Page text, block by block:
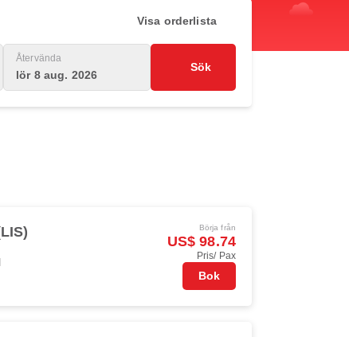
Visa orderlista
Återvända
lör 8 aug. 2026
Sök
Börja från
US$ 98.74
Pris/ Pax
Bok